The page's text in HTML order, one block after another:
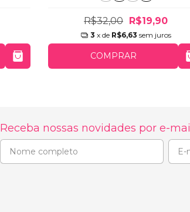
R$32,00 R$19,90
3 x de R$6,63 sem juros
COMPRAR
Receba nossas novidades por e-mail